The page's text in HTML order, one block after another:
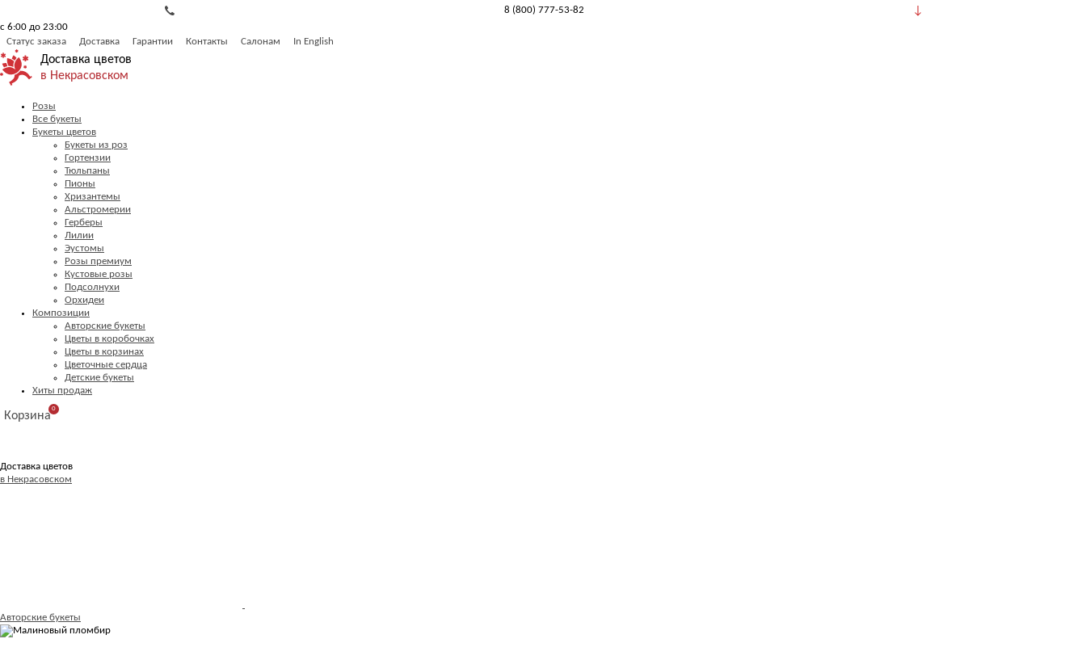
8 (800) 777-53-82
с 6:00 до 23:00
Статус заказа
Доставка Гарантии Контакты Салонам In English
Доставка цветов
в Некрасовском
Розы
Все букеты
Букеты цветов
Букеты из роз
Гортензии
Тюльпаны
Пионы
Хризантемы
Альстромерии
Герберы
Лилии
Эустомы
Розы премиум
Кустовые розы
Подсолнухи
Орхидеи
Композиции
Авторские букеты
Цветы в коробочках
Цветы в корзинах
Цветочные сердца
Детские букеты
Хиты продаж
Корзина
0
Доставка цветов
в Некрасовском
Авторские букеты